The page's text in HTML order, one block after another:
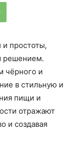
и простоты,
решением.
чёрного и
в стильную и
пищи и
отражают
и создавая